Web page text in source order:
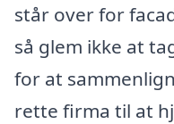
står over for
så glem ikke at
for at
rette firma til at